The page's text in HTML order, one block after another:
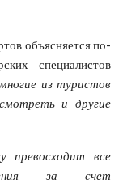
объясняется по-
специалистов
из туристов
и другие
превосходит все
за счет